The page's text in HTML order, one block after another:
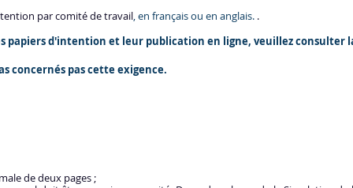
par comité de travail, en français ou en anglais. .
papiers d'intention et leur publication en ligne, veuillez consulter
concernés pas cette exigence.
de deux pages ;